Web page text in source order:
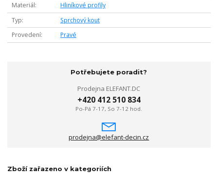
Materiál
Hliníkové profily
Typ
Sprchový kout
Provedení
Pravé
Potřebujete poradit?
Prodejna ELEFANT.DC
+420 412 510 834
Po-Pá 7-17, So 7-12 hod.
prodejna@elefant-decin.cz
Zboží zařazeno v kategoriích